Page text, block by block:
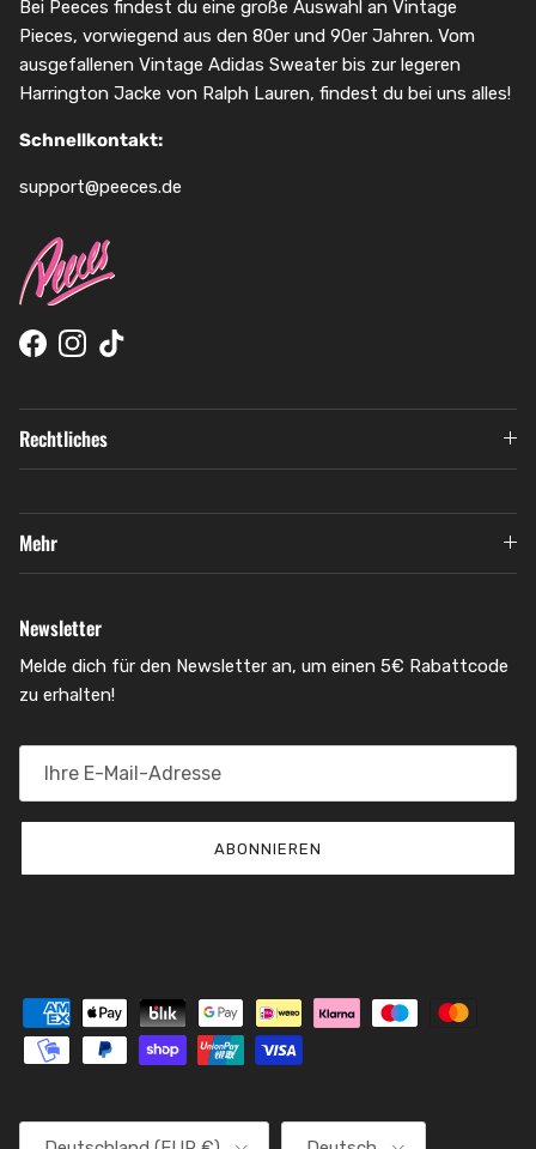
Bei Peeces findest du eine große Auswahl an Vintage
Pieces, vorwiegend aus den 80er und 90er Jahren. Vom
ausgefallenen Vintage Adidas Sweater bis zur legeren
Harrington Jacke von Ralph Lauren, findest du bei uns alles!
Schnellkontakt:
support@peeces.de
Facebook
Instagram
TikTok
Rechtliches
Mehr
Newsletter
Melde dich für den Newsletter an, um einen 5€ Rabattcode
zu erhalten!
ABONNIEREN